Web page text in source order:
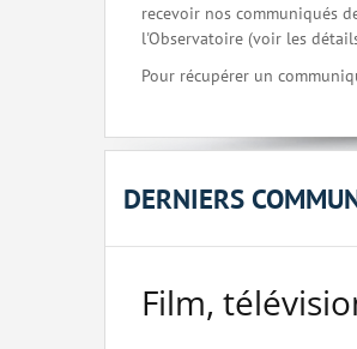
recevoir nos communiqués
l'Observatoire (voir les
Pour récupérer un
DERNIERS
Film,